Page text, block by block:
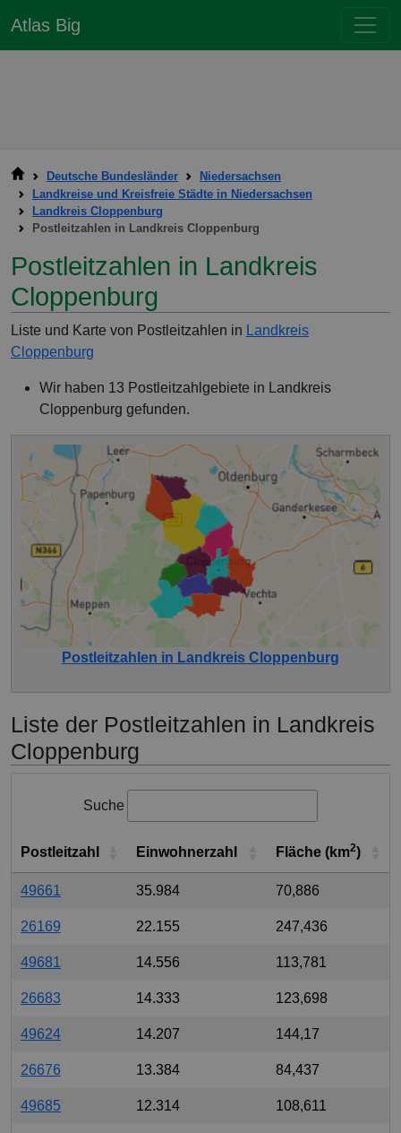
Atlas Big
Deutsche Bundesländer
Niedersachsen
Landkreise und Kreisfreie Städte in Niedersachsen
Landkreis Cloppenburg
Postleitzahlen in Landkreis Cloppenburg
Postleitzahlen in Landkreis
Cloppenburg
Liste und Karte von Postleitzahlen in Landkreis
Cloppenburg
Wir haben 13 Postleitzahlgebiete in Landkreis
Cloppenburg gefunden.
Postleitzahlen in Landkreis Cloppenburg
Liste der Postleitzahlen in Landkreis
Cloppenburg
Suche
Postleitzahl Einwohnerzahl Fläche (km2)
49661 35.984 70,886
26169 22.155 247,436
49681 14.556 113,781
26683 14.333 123,698
49624 14.207 144,17
26676 13.384 84,437
49685 12.314 108,611